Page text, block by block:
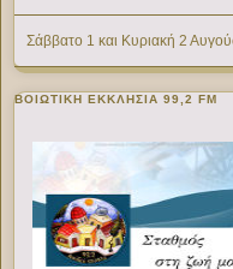
Σάββατο 1 και Κυριακή 2
ΒΟΙΩΤΙΚΉ ΕΚΚΛΗΣΊΑ 99,2 FM